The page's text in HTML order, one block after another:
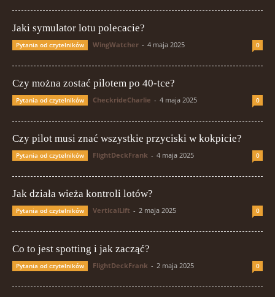
Jaki symulator lotu polecacie?
Pytania od czytelników WingWatcher - 4 maja 2025 0
Czy można zostać pilotem po 40-tce?
Pytania od czytelników CheckrideCharlie - 4 maja 2025 0
Czy pilot musi znać wszystkie przyciski w kokpicie?
Pytania od czytelników FlightDeckFrank - 4 maja 2025 0
Jak działa wieża kontroli lotów?
Pytania od czytelników VerticalLift - 2 maja 2025 0
Co to jest spotting i jak zacząć?
Pytania od czytelników FlightDeckFrank - 2 maja 2025 0